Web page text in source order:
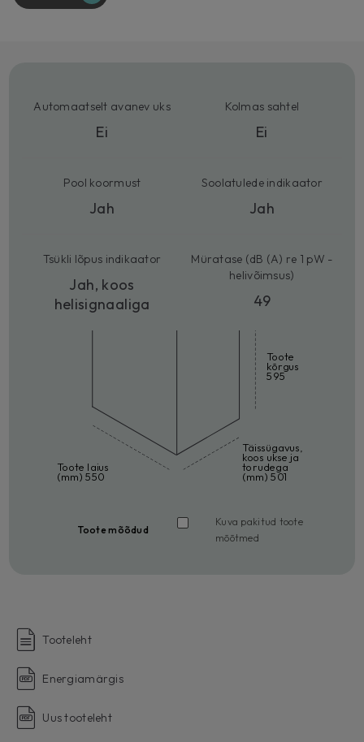
Automaatselt avanev uks
Ei
Kolmas sahtel
Ei
Pool koormust
Jah
Soolatulede indikaator
Jah
Tsükli lõpus indikaator
Jah, koos
helisignaaliga
Müratase (dB (A) re 1 pW -
helivõimsus)
49
Toote
kõrgus
595
Täissügavus,
koos ukse ja
torudega
(mm) 501
Toote laius
(mm) 550
Toote mõõdud
Kuva pakitud toote
mõõtmed
Tooteleht
Energiamärgis
Uus tooteleht